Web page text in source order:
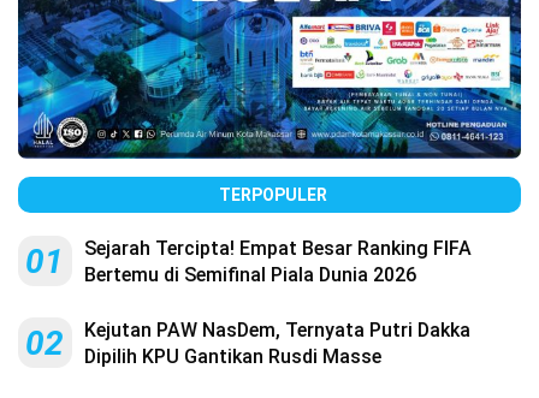
TERPOPULER
01
Sejarah Tercipta! Empat Besar Ranking FIFA
Bertemu di Semifinal Piala Dunia 2026
02
Kejutan PAW NasDem, Ternyata Putri Dakka
Dipilih KPU Gantikan Rusdi Masse